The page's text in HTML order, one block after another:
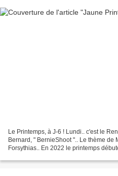
Le Printemps, à J-6 ! Lundi.. c'est le
Bernard, " BernieShoot ".. Le thème de
Forsythias.. En 2022 le printemps